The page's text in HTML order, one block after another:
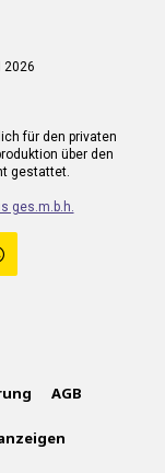
2026
für den privaten
über den
gestattet.
ges.m.b.h.
AGB